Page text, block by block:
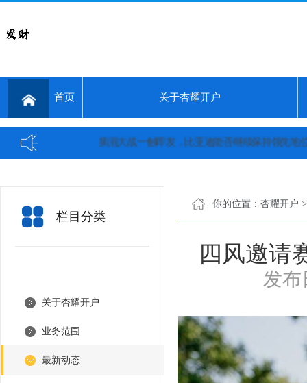
首页 关于杏耀开户
插混大战一触即发，比亚迪能否继续保持领先地位？...
栏目分类
关于杏耀开户
业务范围
最新动态
你的位置： 杏耀开户
四风邀请
发布